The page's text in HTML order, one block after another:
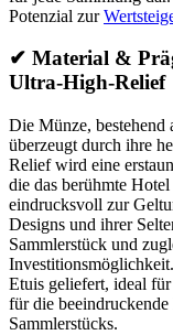
Potenzial zur
✔ Material &
Ultra-High-Relief
Die Münze, bestehend
überzeugt durch ihre
Relief wird eine
die das berühmte
eindrucksvoll zur
Designs und ihrer
Sammlerstück und
Etuis geliefert, ideal
für die beeindruckende
Sammlerstücks.